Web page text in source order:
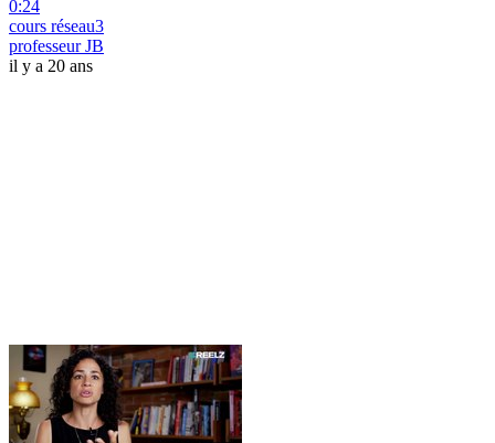
0:24
cours réseau3
professeur JB
il y a 20 ans